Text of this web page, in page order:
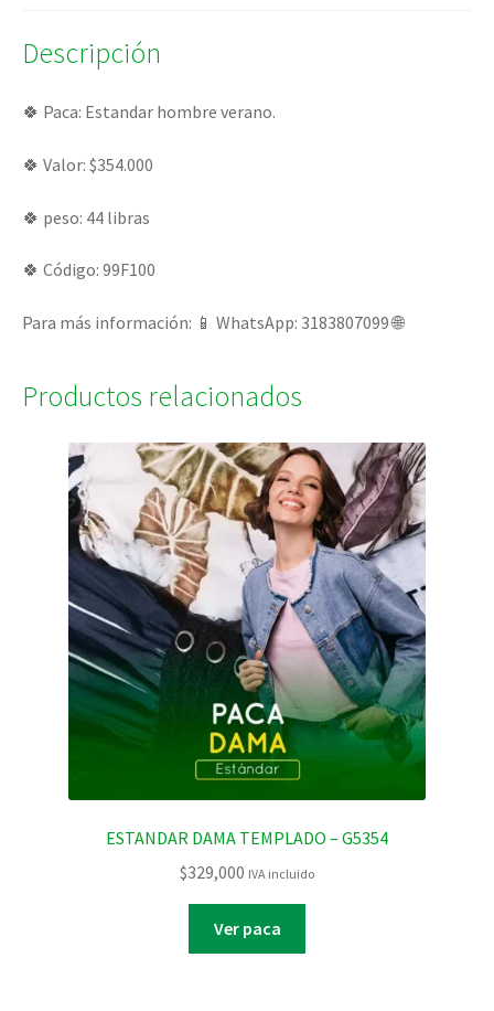
Descripción
🍀 Paca: Estandar hombre verano.
🍀 Valor: $354.000
🍀 peso: 44 libras
🍀 Código: 99F100
Para más información: 📱 WhatsApp: 3183807099 🌐
Productos relacionados
ESTANDAR DAMA TEMPLADO – G5354
$329,000 IVA incluido
Ver paca